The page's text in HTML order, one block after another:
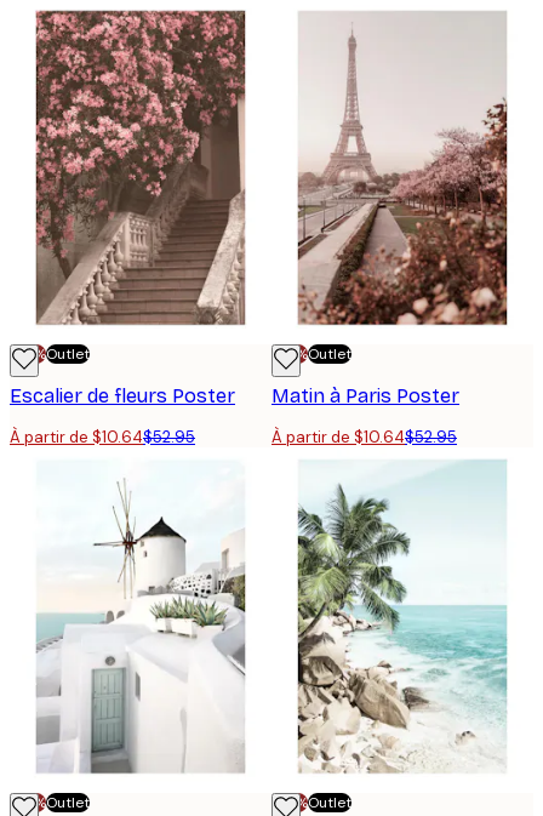
-70%Outlet
Escalier de fleurs Poster
À partir de $10.64$52.95
-70%Outlet
Matin à Paris Poster
À partir de $10.64$52.95
-70%Outlet -70%Outlet